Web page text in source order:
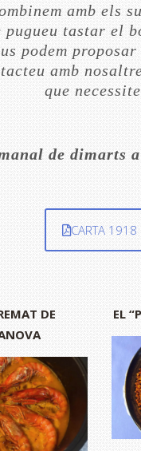
amb els
pugueu tastar el
podem
amb
que
de dimarts
CARTA 1918
DE
EL